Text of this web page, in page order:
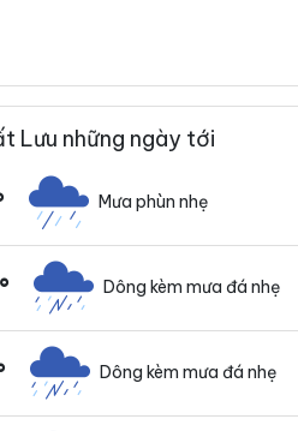
Lưu những ngày tới
Mưa phùn nhẹ
Dông kèm mưa đá nhẹ
Dông kèm mưa đá nhẹ